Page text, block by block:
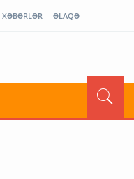
XƏBƏRLƏR ƏLAQƏ